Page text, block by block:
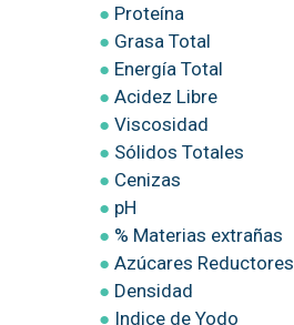
● Proteína
● Grasa Total
● Energía Total
● Acidez Libre
● Viscosidad
● Sólidos Totales
● Cenizas
● pH
● % Materias extrañas
● Azúcares Reductores
● Densidad
● Indice de Yodo